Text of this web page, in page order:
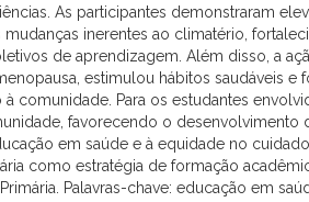
As participantes demonstraram
inerentes ao climatério,
de aprendizagem. Além disso, a
estimulou hábitos saudáveis e
comunidade. Para os estudantes
favorecendo o desenvolvimento
em saúde e à equidade no
como estratégia de formação
Palavras-chave: educação em